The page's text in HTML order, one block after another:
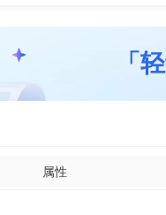
「
属性